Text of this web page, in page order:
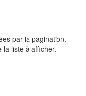
par la pagination.
la liste à afficher.